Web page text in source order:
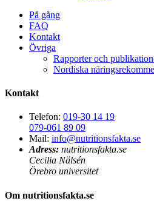
På gång
FAQ
Kontakt
Övriga
Rapporter och
Nordiska
Kontakt
Telefon: 019-30 14 19
079-061 89 09
Mail: info@nutritionsfakta.se
Adress: nutritionsfakta.se
Cecilia Nälsén
Örebro universitet
Om nutritionsfakta.se